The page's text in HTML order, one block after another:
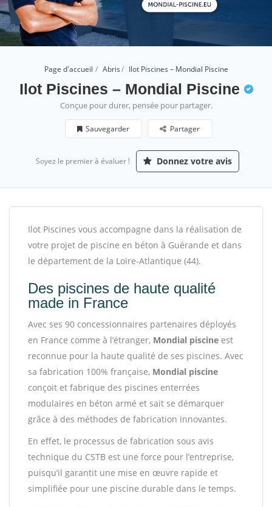
Page d'accueil Abris Ilot Piscines – Mondial Piscine
Ilot Piscines – Mondial Piscine
Conçue pour durer, pensée pour partager.
Sauvegarder Partager
Soyez le premier à évaluer ! Donnez votre avis
Ilot Piscines vous accompagne dans la réalisation de
votre projet de piscine en béton à Guérande et dans
le département de la Loire-Atlantique (44).
Des piscines de haute qualité
made in France
Avec ses 90 concessionnaires partenaires déployés
en France comme à l’étranger, Mondial piscine est
reconnue pour la haute qualité de ses piscines. Avec
sa fabrication 100% française, Mondial piscine
conçoit et fabrique des piscines enterrées
modulaires en béton armé et sait se démarquer
grâce à des méthodes de fabrication innovantes.
En effet, le processus de fabrication sous avis
technique du CSTB est une force pour l’entreprise,
puisqu’il garantit une mise en œuvre rapide et
simplifiée pour une piscine durable dans le temps.